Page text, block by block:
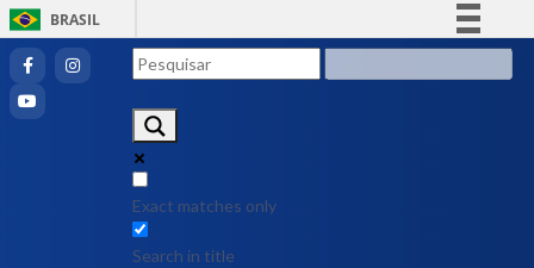
BRASIL
Exact matches only
Search in title